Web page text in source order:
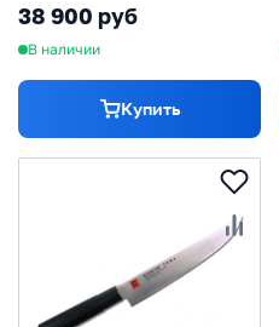
38 900 руб
В наличии
Купить